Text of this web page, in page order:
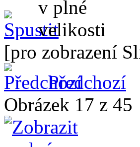
[pro zobrazení
Předchozí
Obrázek 17 z 45